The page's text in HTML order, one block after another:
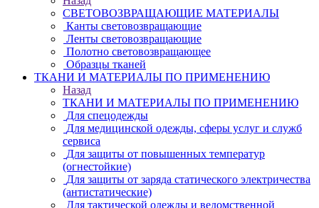
СВЕТОВОЗВРАЩАЮЩИЕ МАТЕРИАЛЫ
Канты световозвращающие
Ленты световозвращающие
Полотно световозвращающее
Образцы тканей
ТКАНИ И МАТЕРИАЛЫ ПО ПРИМЕНЕНИЮ
Назад
ТКАНИ И МАТЕРИАЛЫ ПО ПРИМЕНЕНИЮ
Для спецодежды
Для медицинской одежды, сферы услуг и служб
сервиса
Для защиты от повышенных температур
(огнестойкие)
Для защиты от заряда статического электричества
(антистатические)
Для тактической одежды и ведомственной